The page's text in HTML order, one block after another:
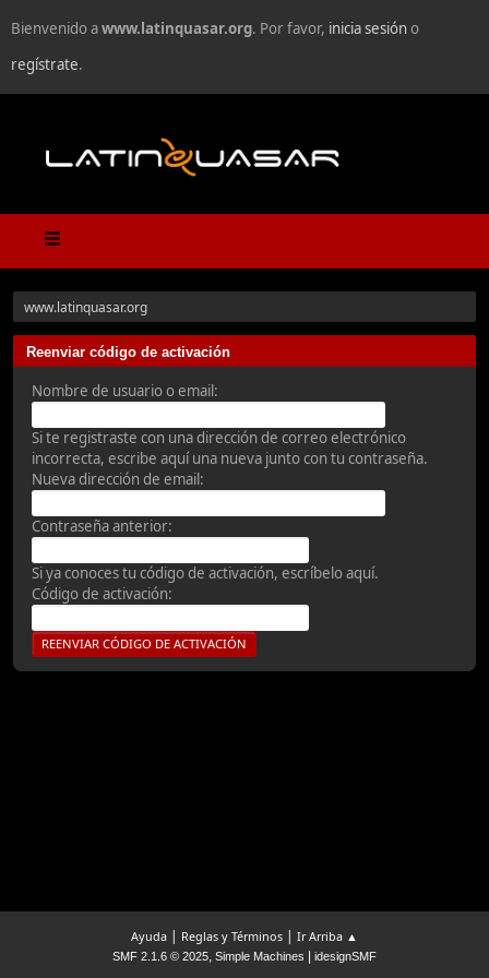
Bienvenido awww.latinquasar.org. Por favor, inicia sesióno
regístrate.
www.latinquasar.org
Reenviar código de activación
Nombre de usuario o email:
Si te registraste con una dirección de correo electrónico
incorrecta, escribe aquí una nueva junto con tu contraseña.
Nueva dirección de email:
Contraseña anterior:
Si ya conoces tu código de activación, escríbelo aquí.
Código de activación:
Ayuda | Reglas y Términos | Ir Arriba ▲
SMF 2.1.6 © 2025, Simple Machines idesignSMF